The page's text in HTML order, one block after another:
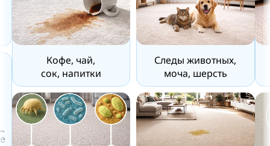
Кофе, чай,
сок, напитки
Следы животных,
моча, шерсть